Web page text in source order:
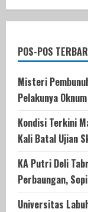
POS-POS
Misteri
Pelakunya
Kondisi Terkini
Kali Batal Ujian
KA Putri Deli
Perbaungan,
Universitas